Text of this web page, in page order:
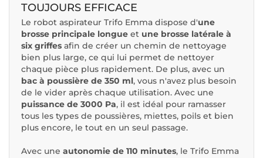
TOUJOURS EFFICACE
Le robot aspirateur Trifo Emma dispose d'une
brosse principale longue et une brosse latérale à
six griffes afin de créer un chemin de nettoyage
bien plus large, ce qui lui permet de nettoyer
chaque pièce plus rapidement. De plus, avec un
bac à poussière de 350 ml, vous n'avez plus besoin
de le vider après chaque utilisation. Avec une
puissance de 3000 Pa, il est idéal pour ramasser
tous les types de poussières, miettes, poils et bien
plus encore, le tout en un seul passage.
Avec une autonomie de 110 minutes, le Trifo Emma